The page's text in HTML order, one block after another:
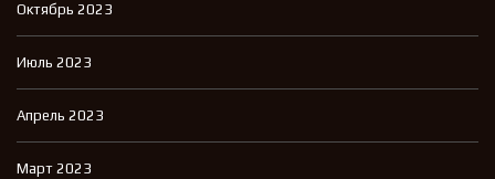
Октябрь 2023
Июль 2023
Апрель 2023
Март 2023